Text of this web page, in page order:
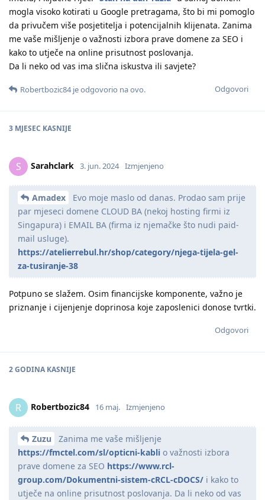
mogla visoko kotirati u Google pretragama, što bi mi pomoglo
da privučem više posjetitelja i potencijalnih klijenata. Zanima
me vaše mišljenje o važnosti izbora prave domene za SEO i
kako to utječe na online prisutnost poslovanja.
Da li neko od vas ima slična iskustva ili savjete?
Odgovori
Robertbozic84je odgovorio na ovo.
3 MJESEC KASNIJE
S Sarahclark 3. jun. 2024 Izmjenjeno
Amadex
Evo moje maslo od danas. Prodao sam prije
par mjeseci domene CLOUD BA (nekoj hosting firmi iz
Singapura) i EMAIL BA (firma iz njemačke što nudi paid-
mail usluge).
https://atelierrebul.hr/shop/category/njega-tijela-gel-
za-tusiranje-38
Potpuno se slažem. Osim financijske komponente, važno je
priznanje i cijenjenje doprinosa koje zaposlenici donose tvrtki.
Odgovori
2 GODINA KASNIJE
R Robertbozic84 16 maj. Izmjenjeno
Zuzu
Zanima me vaše mišljenje
https://fmctel.com/sl/opticni-kabli o važnosti izbora
prave domene za SEO https://www.rcl-
group.com/Dokumentni-sistem-cRCL-cDOCS/ i kako to
utječe na online prisutnost poslovanja. Da li neko od vas